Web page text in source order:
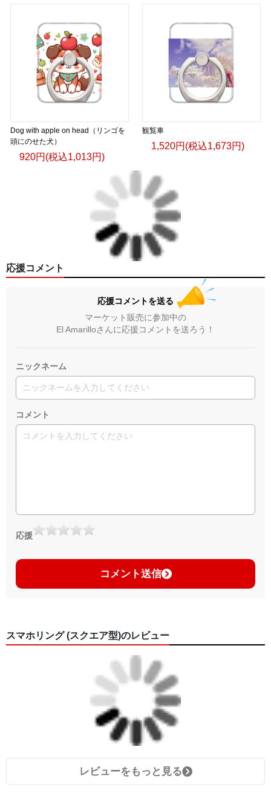
Dog with apple on head（リンゴを
頭にのせた犬）
920円(税込1,013円)
観覧車
1,520円(税込1,673円)
応援コメント
応援コメントを送る
マーケット販売に参加中の
El Amarilloさんに応援コメントを送ろう！
ニックネーム
コメント
応援
コメント送信
スマホリング (スクエア型)のレビュー
レビューをもっと見る